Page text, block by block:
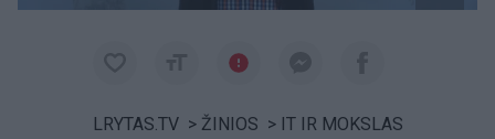
LRYTAS.TV > ŽINIOS > IT IR MOKSLAS